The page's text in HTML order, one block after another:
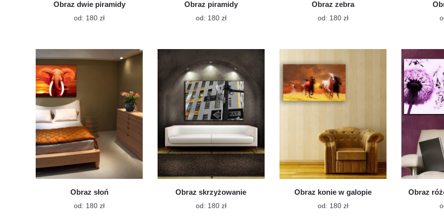
Obraz dwie piramidy
od: 180 złTen
wiele
wariantów.
wybrać
produktu
Obraz piramidy
od: 180 złTen
wiele
wariantów.
Opcje
można
wybrać
na
stronie
produktu
Obraz zebra
od: 180 złTen
wiele
produktu
Obraz słoń
od: 180 złTen
Obraz skrzyżowanie
od: 180 złTen
Obraz konie w galopie
od: 180 złTen
Obraz